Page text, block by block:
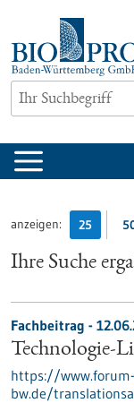
springen
anzeigen: 25
Ihre Suche
Fachbeitrag -
Technologie-
https://
bw.de/